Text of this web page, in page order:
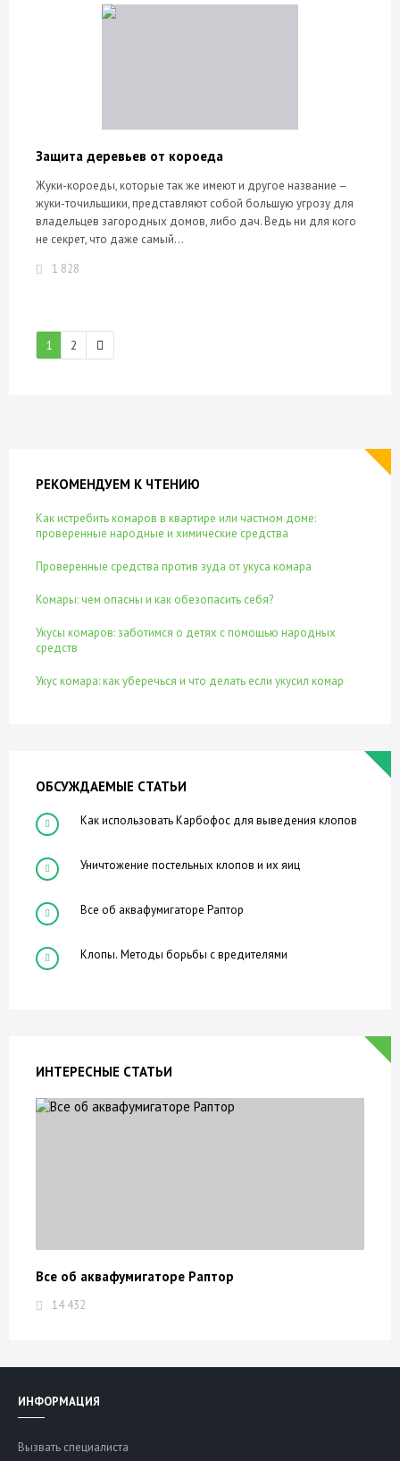
Защита деревьев от короеда
Жуки-короеды, которые так же имеют и другое название –
жуки-точильщики, представляют собой большую угрозу для
владельцев загородных домов, либо дач. Ведь ни для кого
не секрет, что даже самый...
1 828
1 2
РЕКОМЕНДУЕМ К ЧТЕНИЮ
Как истребить комаров в квартире или частном доме:
проверенные народные и химические средства
Проверенные средства против зуда от укуса комара
Комары: чем опасны и как обезопасить себя?
Укусы комаров: заботимся о детях с помощью народных
средств
Укус комара: как уберечься и что делать если укусил комар
ОБСУЖДАЕМЫЕ СТАТЬИ
Как использовать Карбофос для выведения клопов
Уничтожение постельных клопов и их яиц
Все об аквафумигаторе Раптор
Клопы. Методы борьбы с вредителями
ИНТЕРЕСНЫЕ СТАТЬИ
Все об аквафумигаторе Раптор
14 432
ИНФОРМАЦИЯ
Вызвать специалиста